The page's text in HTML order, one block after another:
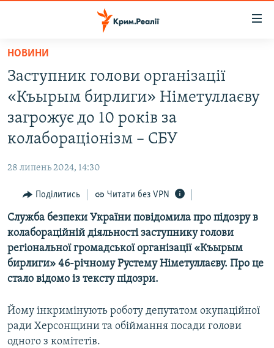
Перейти
основного
матеріалу
до
основної
Перейти
пошуку
ВОДА.КРИМ
ВІДЕО ТА ФОТО
ПОЛІТИКА
ІНТЕРВ'Ю
ВСЕ ЗА ДЕНЬ
СПЕЦПРОЕКТИ
ДЕПОРТАЦІЯ
ВІДЕОУРОКИ «ELIFBE»
СВІДЧЕННЯ ОКУПАЦІЇ
УКРАЇНСЬКА ПРОБЛЕМА КРИМУ
ЯК ОБІЙТИ БЛОКУВАННЯ
Qırımtatar
НОВИНИ
Заступник голови організації
«Къырым бирлиги» Німетуллаєву
загрожує до 10 років за
колабораціонізм – СБУ
28 липень 2024, 14:30
Поділитись Читати без VPN
Служба безпеки України повідомила про підозру в
колабораційній діяльності заступнику голови
регіональної громадської організації «Къырым
бирлиги» 46-річному Рустему Німетуллаєву. Про це
стало відомо із тексту підозри.
Йому інкримінують роботу депутатом окупаційної
ради Херсонщини та обіймання посади голови
одного з комітетів.